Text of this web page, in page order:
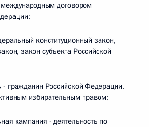
международным договором
конституционный закон,
закон субъекта Российской
- гражданин Российской Федерации,
избирательным правом;
кампания - деятельность по